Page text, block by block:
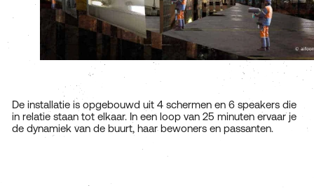
De installatie is opgebouwd uit 4 schermen en 6 speakers die
in relatie staan tot elkaar. In een loop van 25 minuten ervaar je
de dynamiek van de buurt, haar bewoners en passanten.